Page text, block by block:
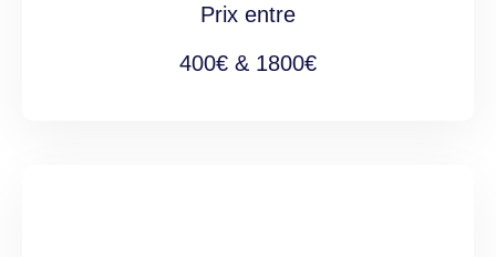
Prix entre
400€ & 1800€